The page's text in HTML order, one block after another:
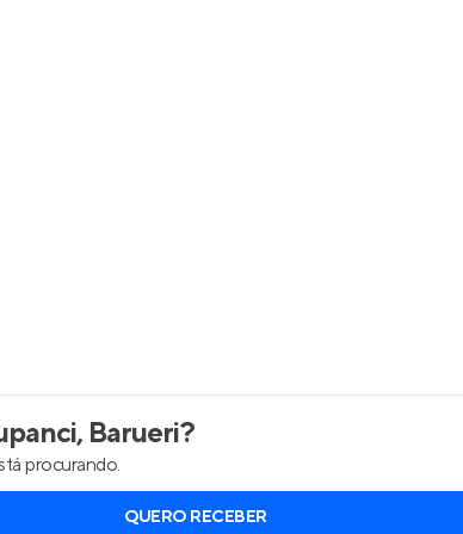
Barueri?
procurando.
QUERO RECEBER